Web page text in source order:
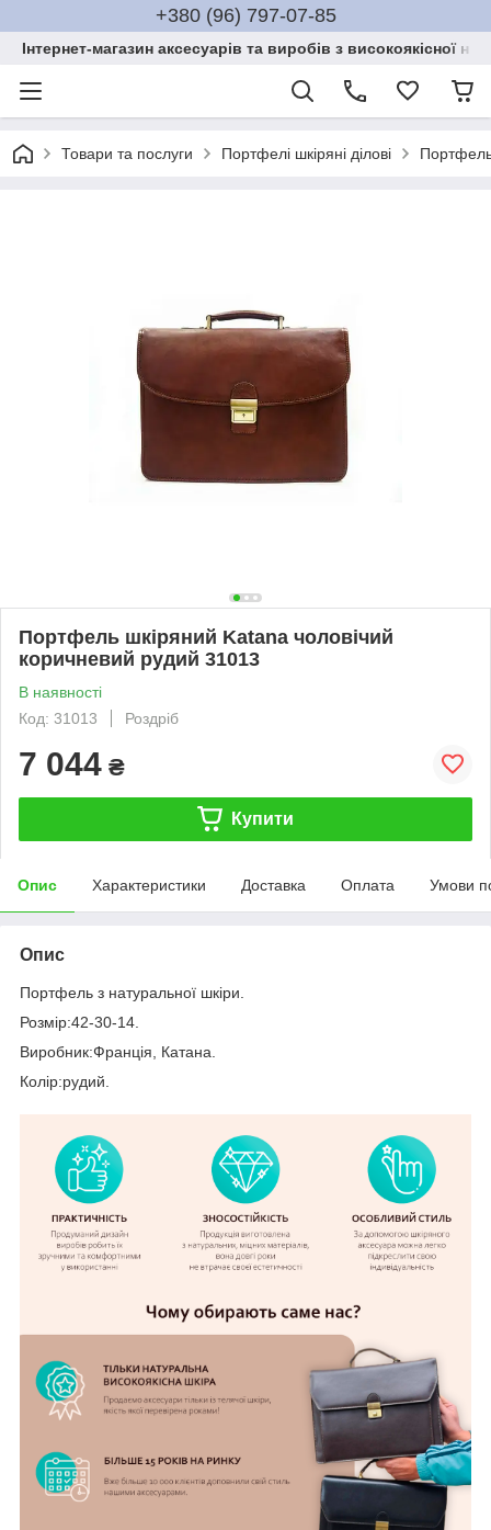
+380 (96) 797-07-85
Інтернет-магазин аксесуарів та виробів з високоякісної
Товари та послуги Портфелі шкіряні ділові
Портфель шкіряний Katana чоловічий
коричневий рудий 31013
В наявності
Код: 31013
Роздріб
7 044 ₴
Купити
Опис Характеристики Доставка Оплата Умови
Опис
Портфель з натуральної шкіри.
Розмір:42-30-14.
Виробник:Франція, Катана.
Колір:рудий.